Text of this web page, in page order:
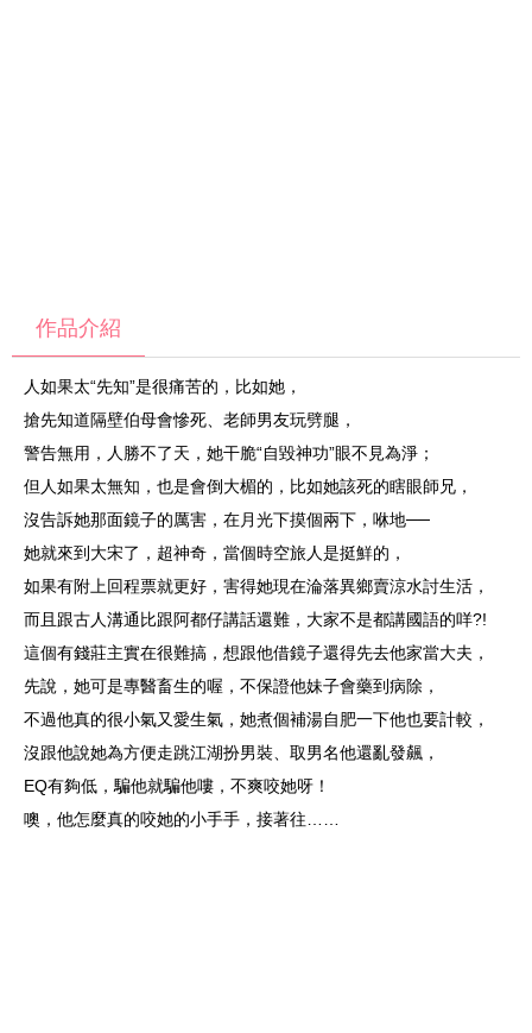
作品介紹
人如果太“先知”是很痛苦的，比如她，
搶先知道隔壁伯母會慘死、老師男友玩劈腿，
警告無用，人勝不了天，她干脆“自毀神功”眼不見為淨；
但人如果太無知，也是會倒大楣的，比如她該死的瞎眼師兄，
沒告訴她那面鏡子的厲害，在月光下摸個兩下，咻地──
她就來到大宋了，超神奇，當個時空旅人是挺鮮的，
如果有附上回程票就更好，害得她現在淪落異鄉賣涼水討生活，
而且跟古人溝通比跟阿都仔講話還難，大家不是都講國語的咩?!
這個有錢莊主實在很難搞，想跟他借鏡子還得先去他家當大夫，
先說，她可是專醫畜生的喔，不保證他妹子會藥到病除，
不過他真的很小氣又愛生氣，她煮個補湯自肥一下他也要計較，
沒跟他說她為方便走跳江湖扮男裝、取男名他還亂發飆，
EQ有夠低，騙他就騙他嘍，不爽咬她呀！
噢，他怎麼真的咬她的小手手，接著往……